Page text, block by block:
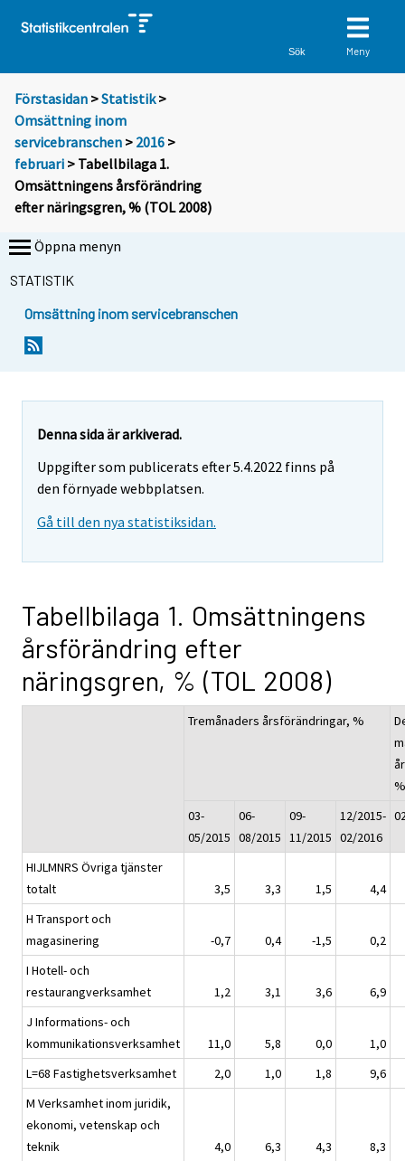
Sök Meny
Förstasidan >Statistik >
Omsättning inom
servicebranschen > 2016 >
februari > Tabellbilaga 1.
Omsättningens årsförändring
efter näringsgren, % (TOL 2008)
Öppna menyn
STATISTIK
Omsättning inom servicebranschen
Denna sida är arkiverad.
Uppgifter som publicerats efter 5.4.2022 finns på
den förnyade webbplatsen.
Gå till den nya statistiksidan.
Tabellbilaga 1. Omsättningens
årsförändring efter
näringsgren, % (TOL 2008)
Tremånaders årsförändringar, %
%
03-
05/2015
06-
08/2015
09-
11/2015
12/2015-
02/2016
HIJLMNRS Övriga tjänster
totalt
3,5 3,3 1,5
4,4
H Transport och
magasinering
-0,7 0,4 -1,5
0,2
I Hotell- och
restaurangverksamhet
1,2 3,1 3,6
6,9
J Informations- och
kommunikationsverksamhet
11,0 5,8 0,0
1,0
L=68 Fastighetsverksamhet
2,0 1,0 1,8
9,6
M Verksamhet inom juridik,
ekonomi, vetenskap och
teknik
4,0 6,3 4,3
8,3